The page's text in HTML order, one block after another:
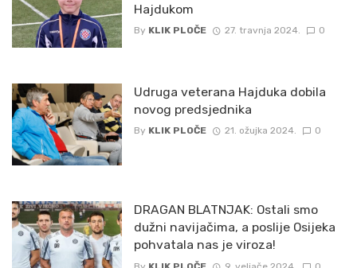
Hajdukom
By KLIK PLOČE 27. travnja 2024. 0
Udruga veterana Hajduka dobila
novog predsjednika
By KLIK PLOČE 21. ožujka 2024. 0
DRAGAN BLATNJAK: Ostali smo
dužni navijačima, a poslije Osijeka
pohvatala nas je viroza!